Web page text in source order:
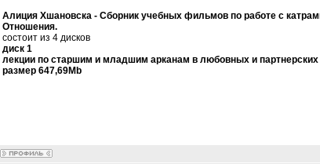
Алиция Хшановска - Сборник учебных фильмов по работе с
Отношения.
состоит из 4 дисков
диск 1
лекции по старшим и младшим арканам в любовных и
размер 647,69Mb